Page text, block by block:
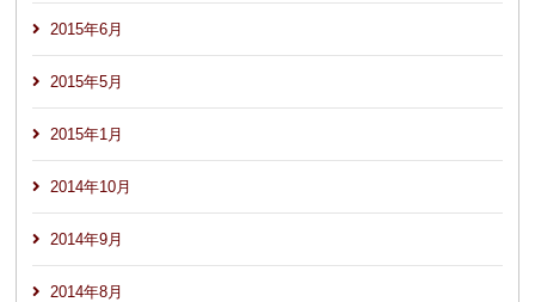
2015年6月
2015年5月
2015年1月
2014年10月
2014年9月
2014年8月